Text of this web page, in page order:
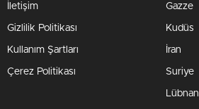
İletişim
Gizlilik Politikası
Kullanım Şartları
Çerez Politikası
Gazze
Kudüs
İran
Suriye
Lübnan